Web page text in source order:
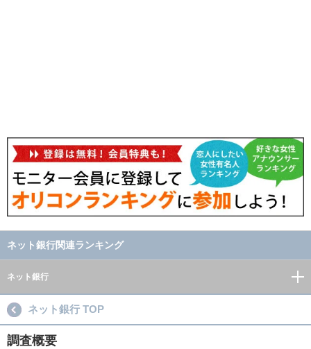
ネット銀行関連ランキング
ネット銀行
ネット銀行 TOP
調査概要